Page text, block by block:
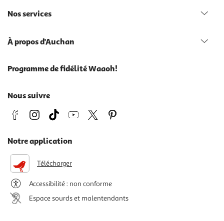
Nos services
À propos d'Auchan
Programme de fidélité Waaoh!
Nous suivre
Notre application
Télécharger
Accessibilité : non conforme
Espace sourds et malentendants